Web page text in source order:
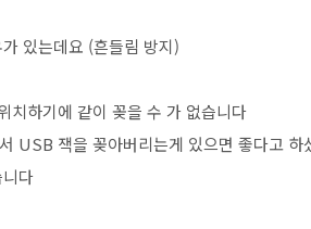
있는데요 (흔들림 방지)
치하기에 같이 꽂을 수 가 없습니다
USB 잭을 꽂아버리는게 있으면 좋다고 하
다